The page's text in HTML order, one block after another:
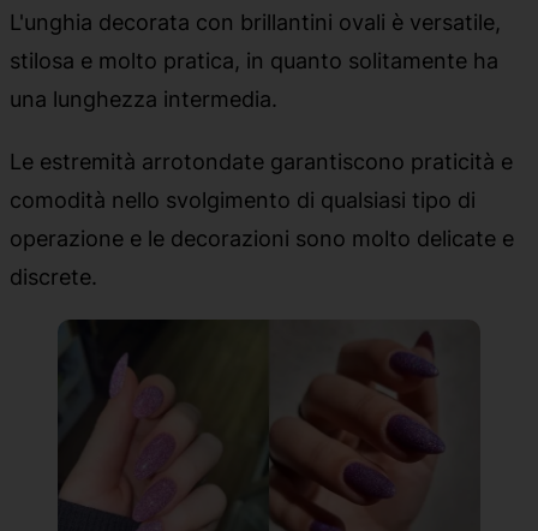
L'unghia decorata con brillantini ovali è versatile,
stilosa e molto pratica, in quanto solitamente ha
una lunghezza intermedia.
Le estremità arrotondate garantiscono praticità e
comodità nello svolgimento di qualsiasi tipo di
operazione e le decorazioni sono molto delicate e
discrete.